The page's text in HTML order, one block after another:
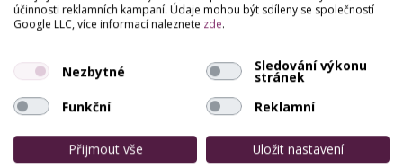
Husova 345, Merklín (Plzeň-Jih)
pedikérské a kosmetické služby za dostupné ceny s
použitím špičkové kosmetiky tianDe. Studio nabízí
Studio Petra
Masarykova 381, Klatovy
účinnosti reklamních kampaní. Údaje mohou být sdíleny se společností
Google LLC, více informací naleznete zde.
Nezbytné Sledování výkonu
stránek
Funkční
Reklamní
Přijmout vše
Uložit nastavení